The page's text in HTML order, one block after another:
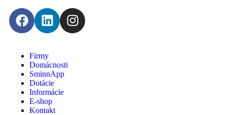
Firmy
Domácnosti
SminnApp
Dotácie
Informácie
E-shop
Kontakt